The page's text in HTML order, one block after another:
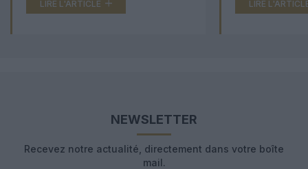
LIRE L'ARTICLE LIRE
NEWSLETTER
Recevez notre actualité, directement dans votre boîte
mail.